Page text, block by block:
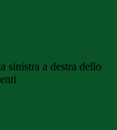
sinistra a destra dello